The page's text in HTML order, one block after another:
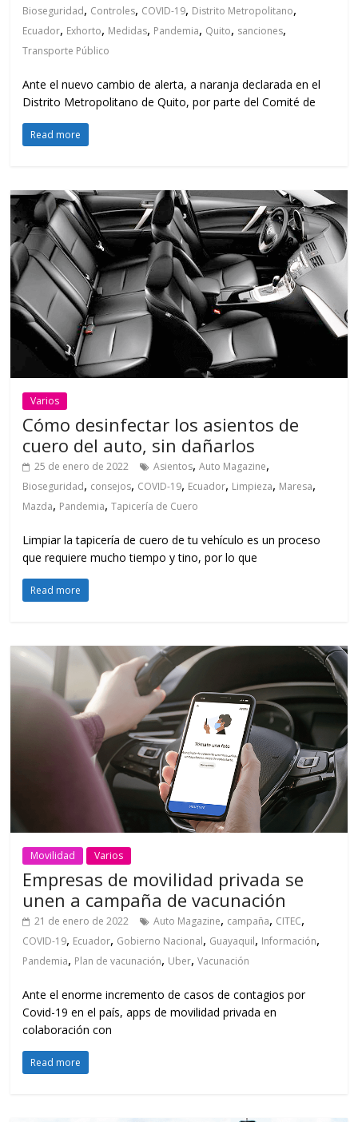
Bioseguridad, Controles, COVID-19, Distrito Metropolitano,
Ecuador, Exhorto, Medidas, Pandemia, Quito, sanciones,
Transporte Público
Ante el nuevo cambio de alerta, a naranja declarada en el
Distrito Metropolitano de Quito, por parte del Comité de
Read more
Varios
Cómo desinfectar los asientos de
cuero del auto, sin dañarlos
25 de enero de 2022 Asientos,Auto Magazine,
Bioseguridad, consejos, COVID-19, Ecuador, Limpieza, Maresa,
Mazda, Pandemia,Tapicería de Cuero
Limpiar la tapicería de cuero de tu vehículo es un proceso
que requiere mucho tiempo y tino, por lo que
Read more
Movilidad Varios
Empresas de movilidad privada se
unen a campaña de vacunación
21 de enero de 2022 Auto Magazine, campaña, CITEC,
COVID-19, Ecuador, Gobierno Nacional, Guayaquil, Información,
Pandemia, Plan de vacunación, Uber,Vacunación
Ante el enorme incremento de casos de contagios por
Covid-19 en el país, apps de movilidad privada en
colaboración con
Read more